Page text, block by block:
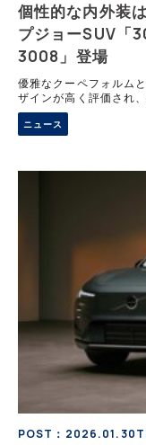
個性的な内外装
プジョーSUV「
3008」登場
優雅なクーペフォルム
ザインが高く評価され
10ベストカーに選出さ
3008」が追加され、2
動車としての基本性能
ニュース
POST：2026.01.30